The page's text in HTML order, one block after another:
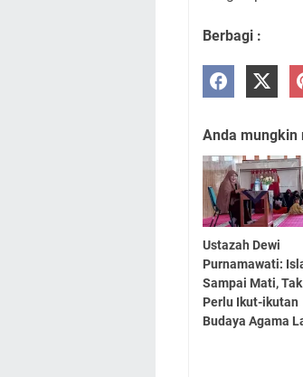
Berbagi :
Anda mungkin
Ustazah Dewi
Purnamawati:
Sampai Mati, Tak
Perlu Ikut-ikutan
Budaya Agama